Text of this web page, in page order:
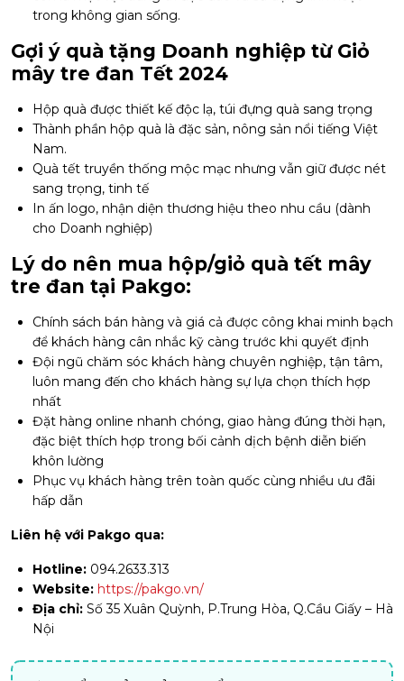
trong không gian sống.
Gợi ý quà tặng Doanh nghiệp từ Giỏ
mây tre đan Tết 2024
Hộp quà được thiết kế độc lạ, túi đựng quà sang trọng
Thành phần hộp quà là đặc sản, nông sản nổi tiếng Việt
Nam.
Quà tết truyền thống mộc mạc nhưng vẫn giữ được nét
sang trọng, tinh tế
In ấn logo, nhận diện thương hiệu theo nhu cầu (dành
cho Doanh nghiệp)
Lý do nên mua hộp/giỏ quà tết mây
tre đan tại Pakgo:
Chính sách bán hàng và giá cả được công khai minh bạch
để khách hàng cân nhắc kỹ càng trước khi quyết định
Đội ngũ chăm sóc khách hàng chuyên nghiệp, tận tâm,
luôn mang đến cho khách hàng sự lựa chọn thích hợp
nhất
Đặt hàng online nhanh chóng, giao hàng đúng thời hạn,
đặc biệt thích hợp trong bối cảnh dịch bệnh diễn biến
khôn lường
Phục vụ khách hàng trên toàn quốc cùng nhiều ưu đãi
hấp dẫn
Liên hệ với Pakgo qua:
Hotline: 094.2633.313
Website: https://pakgo.vn/
Địa chỉ: Số 35 Xuân Quỳnh, P.Trung Hòa, Q.Cầu Giấy – Hà
Nội